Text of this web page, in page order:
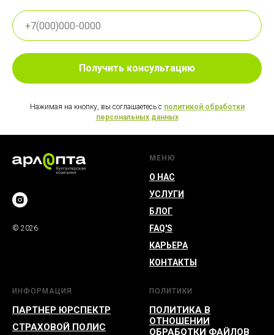
Получить консультацию
Нажимая на кнопку, вы соглашаетесь с политикой обработки
персональных данных
© 2026
МЕНЮ
О НАС
УСЛУГИ
БЛОГ
FAQ'S
КАРЬЕРА
КОНТАКТЫ
ИНФОРМАЦИЯ
ПАРТНЕР ЮРСПЕКТР
СТРАХОВОЙ ПОЛИС
ПОЛИТИКИ
ПОЛИТИКА В
ОТНОШЕНИИ
ОБРАБОТКИ ФАЙЛОВ